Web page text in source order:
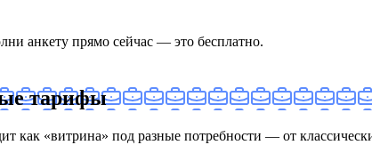
анкету прямо сейчас — это бесплатно.
тарифы
как «витрина» под разные потребности — от